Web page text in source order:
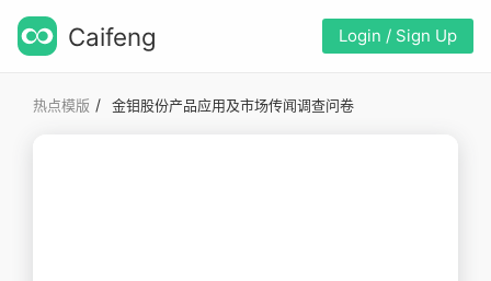
Caifeng Login / Sign Up
热点模版 / 金钼股份产品应用及市场传闻调查问卷